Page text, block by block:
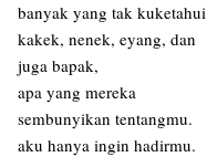
banyak yang tak
kakek, nenek, eyang, dan
juga bapak,
apa yang mereka
sembunyikan tentangmu.
aku hanya ingin hadirmu.